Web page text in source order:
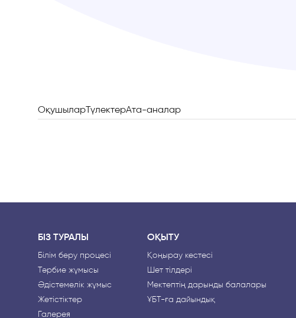
ОқушыларТүлектерАта-аналар
БІЗ ТУРАЛЫ
Білім беру процесі
Тәрбие жұмысы
Әдістемелік жұмыс
Жетістіктер
Галерея
ОҚЫТУ
Қоңырау кестесі
Шет тілдері
Мектептің дарынды балалары
ҰБТ-ға дайындық